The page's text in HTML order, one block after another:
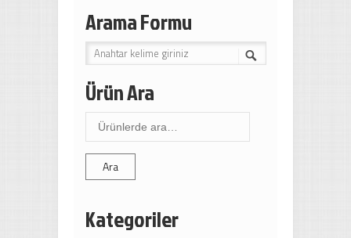
Arama Formu
Ürün Ara
Ara:
Ara
Kategoriler